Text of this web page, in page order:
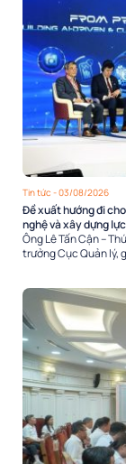
Tin tức - 03/08/2026
Đề xuất hướng đi
nghệ và xây dựng
Ông Lê Tấn Cận –
trưởng Cục Quản lý,